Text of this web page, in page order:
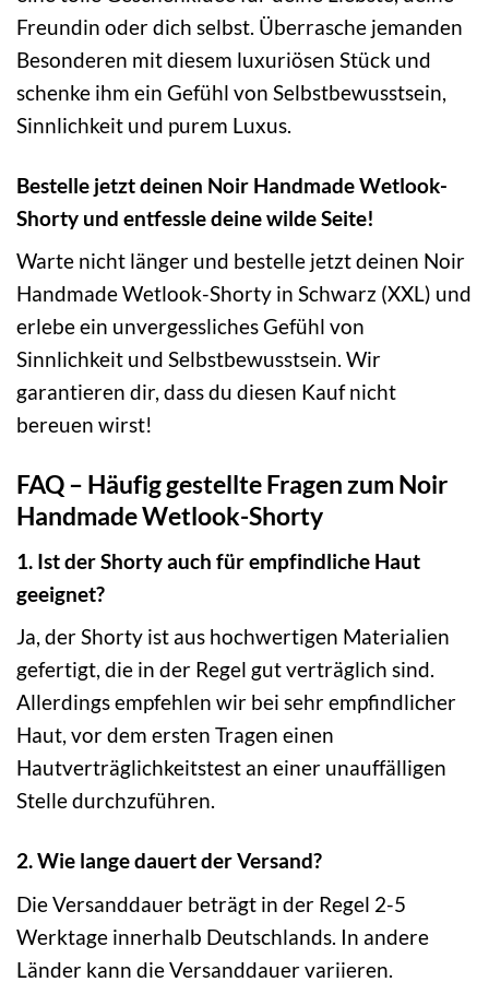
Freundin oder dich selbst. Überrasche jemanden
Besonderen mit diesem luxuriösen Stück und
schenke ihm ein Gefühl von Selbstbewusstsein,
Sinnlichkeit und purem Luxus.
Bestelle jetzt deinen Noir Handmade Wetlook-
Shorty und entfessle deine wilde Seite!
Warte nicht länger und bestelle jetzt deinen Noir
Handmade Wetlook-Shorty in Schwarz (XXL) und
erlebe ein unvergessliches Gefühl von
Sinnlichkeit und Selbstbewusstsein. Wir
garantieren dir, dass du diesen Kauf nicht
bereuen wirst!
FAQ – Häufig gestellte Fragen zum Noir
Handmade Wetlook-Shorty
1. Ist der Shorty auch für empfindliche Haut
geeignet?
Ja, der Shorty ist aus hochwertigen Materialien
gefertigt, die in der Regel gut verträglich sind.
Allerdings empfehlen wir bei sehr empfindlicher
Haut, vor dem ersten Tragen einen
Hautverträglichkeitstest an einer unauffälligen
Stelle durchzuführen.
2. Wie lange dauert der Versand?
Die Versanddauer beträgt in der Regel 2-5
Werktage innerhalb Deutschlands. In andere
Länder kann die Versanddauer variieren.